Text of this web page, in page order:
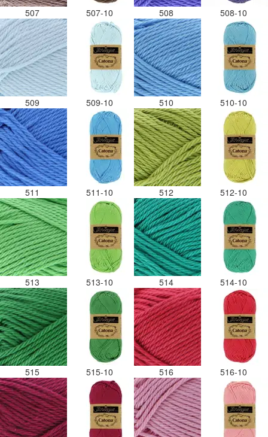
507 507-10 508 508-10
509 509-10 510 510-10
511 511-10 512 512-10
513 513-10 514 514-10
515 515-10 516 516-10